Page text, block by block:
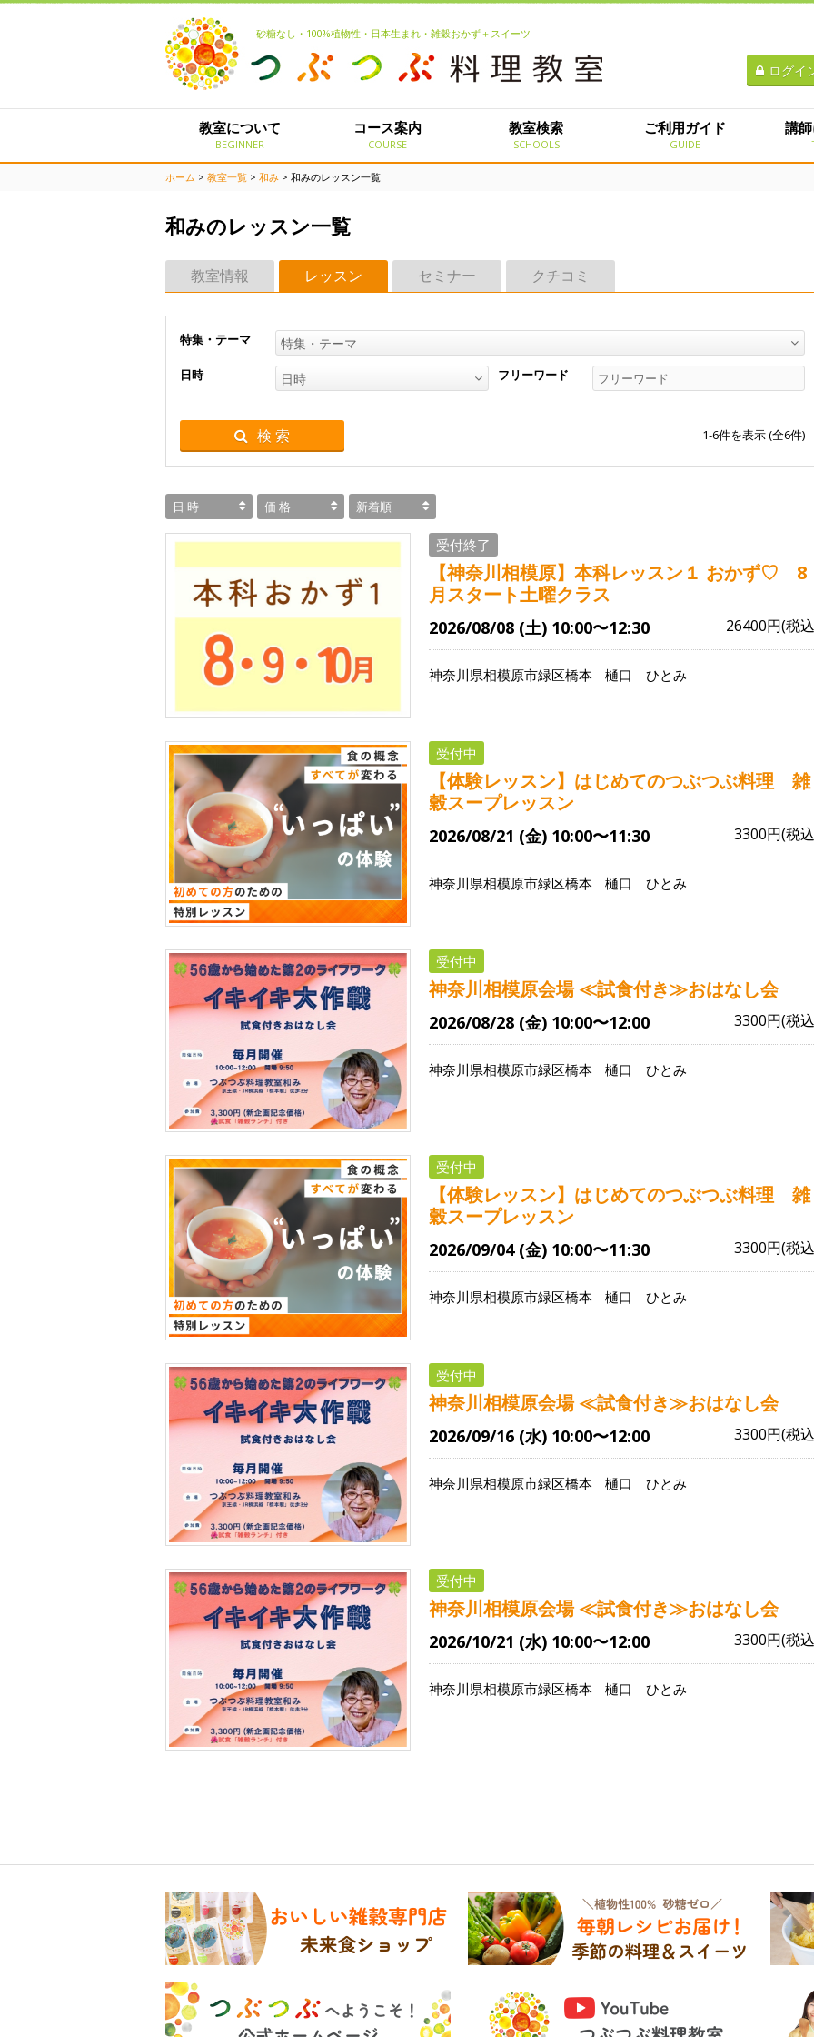
砂糖なし・100%植物性・日本生まれ・雑穀おかず＋スイーツ
ログイ
教室について
BEGINNER
コース案内
COURSE
教室検索
SCHOOLS
ご利用ガイド
GUIDE
講
ホーム > 教室一覧 > 和み > 和みのレッスン一覧
和みのレッスン一覧
教室情報 レッスン セミナー クチコミ
特集・テーマ 特集・テーマ
日時 日時 フリーワード
検 索 1-6件を表示 (全6件)
日 時 価 格 新着順
受付終了
【神奈川相模原】本科レッスン１ おかず♡ 8
月スタート土曜クラス
2026/08/08 (土) 10:00〜12:30 26400円(税
神奈川県相模原市緑区橋本 樋口 ひとみ
受付中
【体験レッスン】はじめてのつぶつぶ料理 雑
穀スープレッスン
2026/08/21 (金) 10:00〜11:30 3300円(税
神奈川県相模原市緑区橋本 樋口 ひとみ
受付中
神奈川相模原会場 ≪試食付き≫おはなし会
2026/08/28 (金) 10:00〜12:00 3300円(税
神奈川県相模原市緑区橋本 樋口 ひとみ
受付中
【体験レッスン】はじめてのつぶつぶ料理 雑
穀スープレッスン
2026/09/04 (金) 10:00〜11:30 3300円(税
神奈川県相模原市緑区橋本 樋口 ひとみ
受付中
神奈川相模原会場 ≪試食付き≫おはなし会
2026/09/16 (水) 10:00〜12:00 3300円(税
神奈川県相模原市緑区橋本 樋口 ひとみ
受付中
神奈川相模原会場 ≪試食付き≫おはなし会
2026/10/21 (水) 10:00〜12:00 3300円(税
神奈川県相模原市緑区橋本 樋口 ひとみ